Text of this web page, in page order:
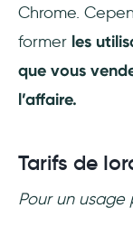
Chrome.
former les
que vous
l’affaire.
Tarifs de
Pour un usage